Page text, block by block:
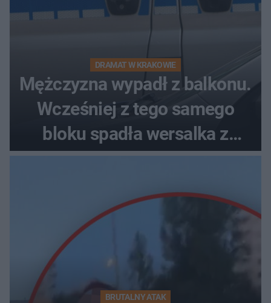
DRAMAT W KRAKOWIE
Mężczyzna wypadł z balkonu.
Wcześniej z tego samego
bloku spadła wersalka z
pościelą
BRUTALNY ATAK